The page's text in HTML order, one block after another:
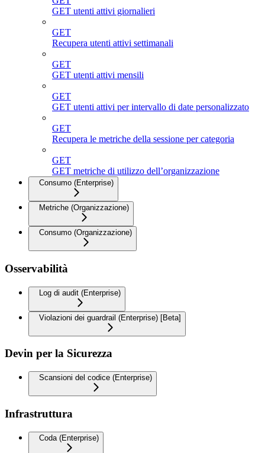
GET utenti attivi giornalieri
GET
Recupera utenti attivi settimanali
GET
GET utenti attivi mensili
GET
GET utenti attivi per intervallo di date personalizzato
GET
Recupera le metriche della sessione per categoria
GET
GET metriche di utilizzo dell’organizzazione
Consumo (Enterprise)
Metriche (Organizzazione)
Consumo (Organizzazione)
Osservabilità
Log di audit (Enterprise)
Violazioni dei guardrail (Enterprise) [Beta]
Devin per la Sicurezza
Scansioni del codice (Enterprise)
Infrastruttura
Coda (Enterprise)